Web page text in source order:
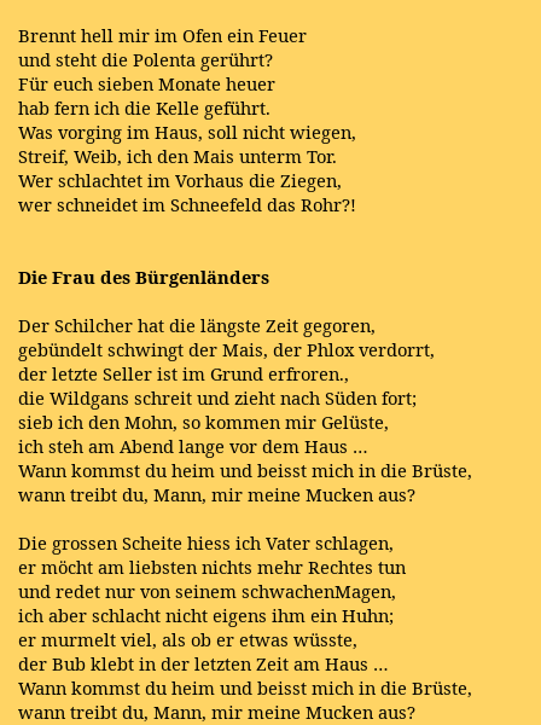
Brennt hell mir im Ofen ein Feuer
und steht die Polenta gerührt?
Für euch sieben Monate heuer
hab fern ich die Kelle geführt.
Was vorging im Haus, soll nicht wiegen,
Streif, Weib, ich den Mais unterm Tor.
Wer schlachtet im Vorhaus die Ziegen,
wer schneidet im Schneefeld das Rohr?!
Die Frau des Bürgenländers
Der Schilcher hat die längste Zeit gegoren,
gebündelt schwingt der Mais, der Phlox verdorrt,
der letzte Seller ist im Grund erfroren.,
die Wildgans schreit und zieht nach Süden fort;
sieb ich den Mohn, so kommen mir Gelüste,
ich steh am Abend lange vor dem Haus …
Wann kommst du heim und beisst mich in die Brüste,
wann treibt du, Mann, mir meine Mucken aus?
Die grossen Scheite hiess ich Vater schlagen,
er möcht am liebsten nichts mehr Rechtes tun
und redet nur von seinem schwachenMagen,
ich aber schlacht nicht eigens ihm ein Huhn;
er murmelt viel, als ob er etwas wüsste,
der Bub klebt in der letzten Zeit am Haus …
Wann kommst du heim und beisst mich in die Brüste,
wann treibt du, Mann, mir meine Mucken aus?